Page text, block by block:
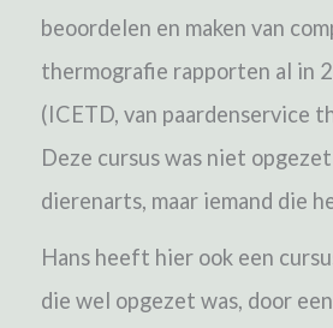
beoordelen en maken van
thermografie rapporten al in
(ICETD, van paardenservice
Deze cursus was niet
dierenarts, maar iemand die
Hans heeft hier ook een
die wel opgezet was, door